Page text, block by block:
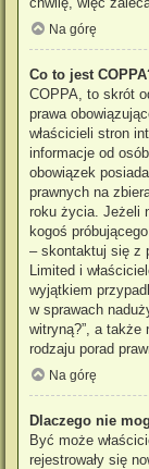
Na górę
Co to jest
COPPA, to skrót
prawa
właścicieli stron
informacje od
obowiązek
prawnych na
roku życia. Jeżeli
kogoś
– skontaktuj się z
Limited i
wyjątkiem
w sprawach
witryną?”, a także
rodzaju porad
Na górę
Dlaczego nie
Być może
rejestrowały się